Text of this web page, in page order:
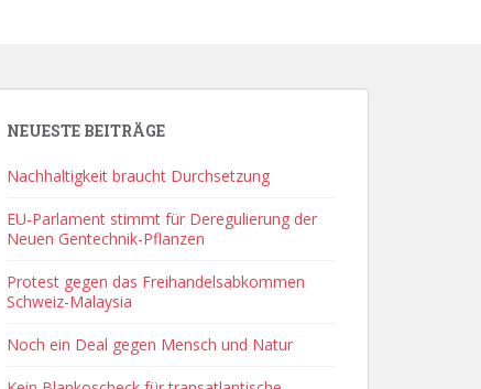
NEUESTE BEITRÄGE
Nachhaltigkeit braucht Durchsetzung
EU-Parlament stimmt für Deregulierung der
Neuen Gentechnik-Pflanzen
Protest gegen das Freihandelsabkommen
Schweiz-Malaysia
Noch ein Deal gegen Mensch und Natur